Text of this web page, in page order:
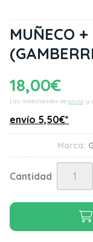
MUÑECO
18,00€
Las modalidades de envío y
envío 5,50€*
Marca:
Cantidad